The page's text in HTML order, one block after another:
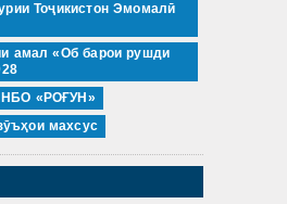
Тоҷикистон Эмомалӣ
амал «Об барои рушди
«РОҒУН»
махсус